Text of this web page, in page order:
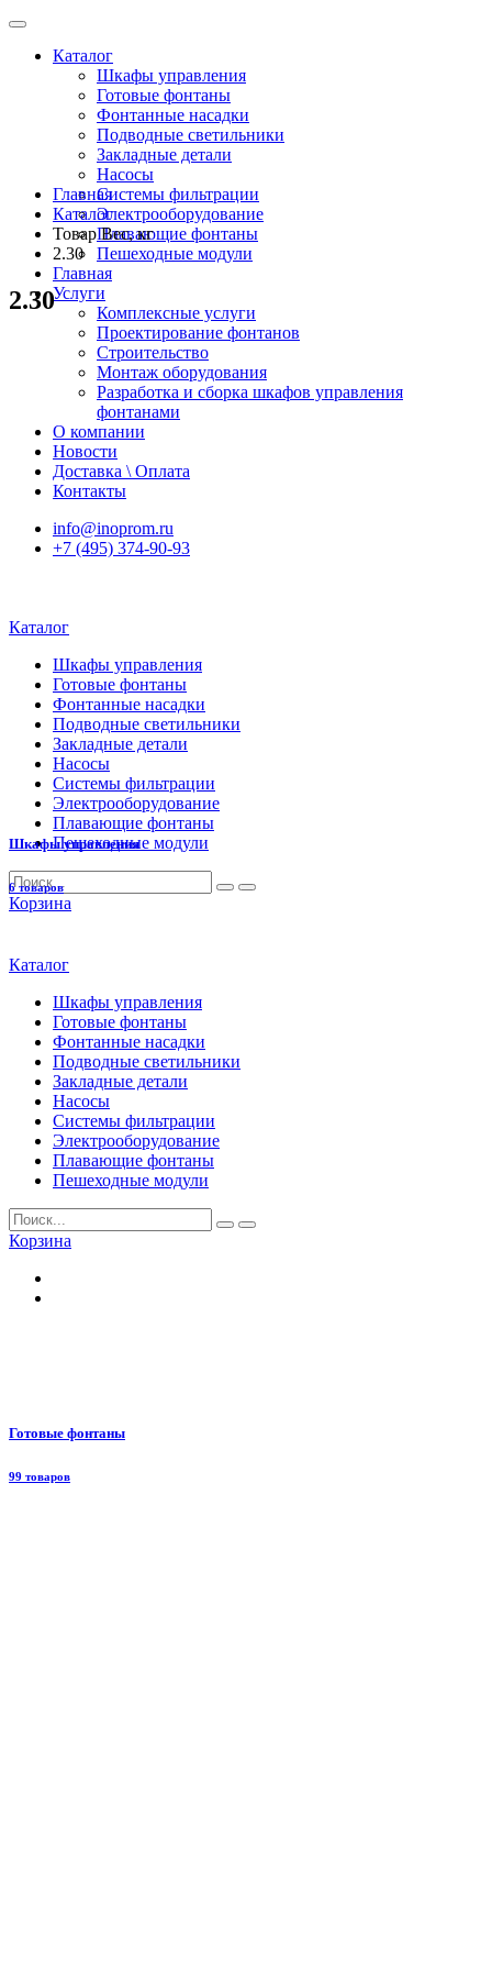
Каталог
Шкафы управления
Готовые фонтаны
Фонтанные насадки
Подводные светильники
Закладные детали
Насосы
Системы фильтрации
Электрооборудование
Плавающие фонтаны
Пешеходные модули
Главная
Услуги
Комплексные услуги
Проектирование фонтанов
Строительство
Монтаж оборудования
Разработка и сборка шкафов управления
фонтанами
О компании
Новости
Доставка \ Оплата
Контакты
info@inoprom.ru
+7 (495) 374-90-93
Каталог
Шкафы управления
Готовые фонтаны
Фонтанные насадки
Подводные светильники
Закладные детали
Насосы
Системы фильтрации
Электрооборудование
Плавающие фонтаны
Пешеходные модули
Корзина
Каталог
Шкафы управления
Готовые фонтаны
Фонтанные насадки
Подводные светильники
Закладные детали
Насосы
Системы фильтрации
Электрооборудование
Плавающие фонтаны
Пешеходные модули
Корзина
Главная
Каталог
Товар Вес, кг
2.30
2.30
Шкафы управления
6 товаров
Готовые фонтаны
99 товаров